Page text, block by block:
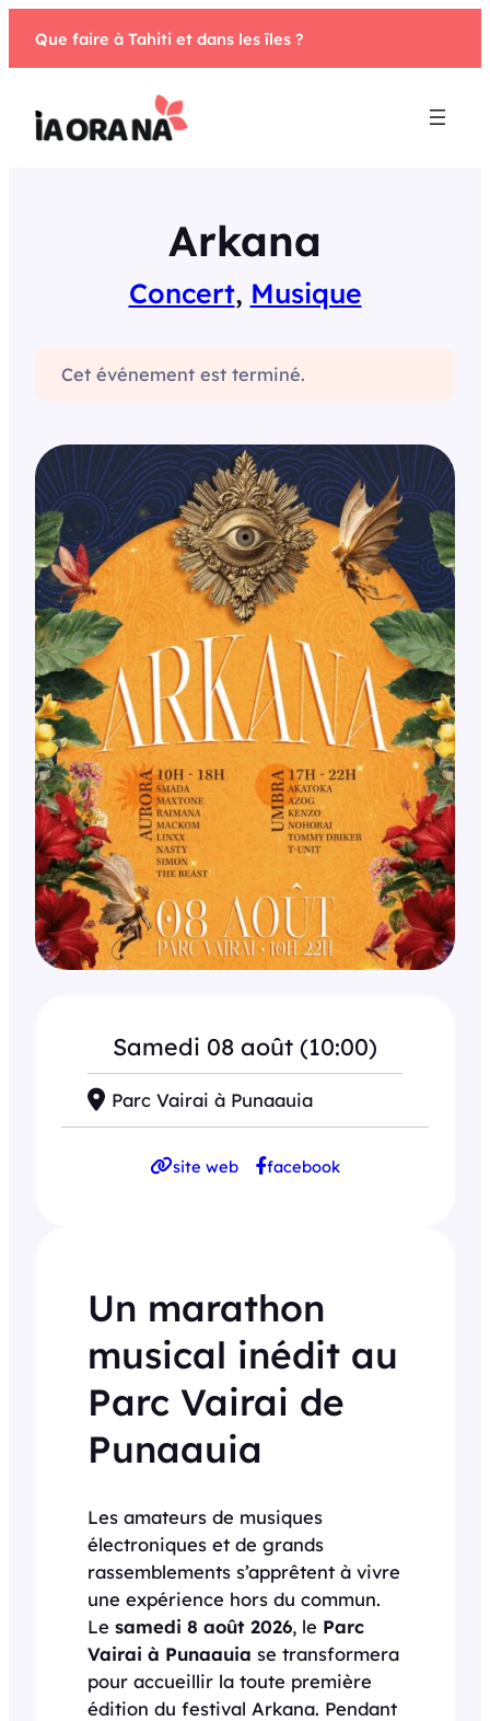
Que faire à Tahiti et dans les îles ?
Arkana
Concert, Musique
Cet événement est terminé.
Un marathon
musical inédit au
Parc Vairai de
Punaauia
Les amateurs de musiques
électroniques et de grands
rassemblements s’apprêtent à vivre
une expérience hors du commun.
Le samedi 8 août 2026, le Parc
Vairai à Punaauia se transformera
pour accueillir la toute première
édition du festival Arkana. Pendant
Samedi 08 août (10:00)
Parc Vairai à Punaauia
site web facebook